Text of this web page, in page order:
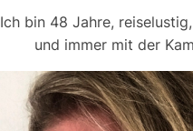
Ich bin 48 Jahre,
und immer mit der